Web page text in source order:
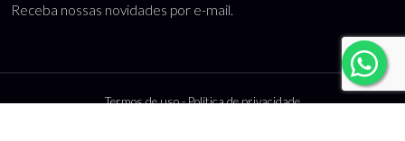
Receba nossas novidades por e-mail.
Termos de uso-Política de privacidade